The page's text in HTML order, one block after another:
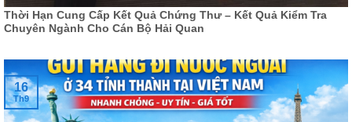
Thời Hạn Cung Cấp Kết Quả Chứng Thư – Kết Quả Kiểm Tra
Chuyên Ngành Cho Cán Bộ Hải Quan
16
Th9